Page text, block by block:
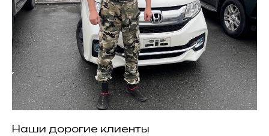
Наши дорогие клиенты